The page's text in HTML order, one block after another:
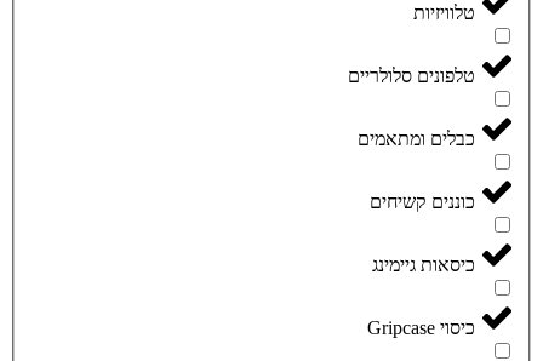
טלוויזיות
טלפונים סלולריים
כבלים ומתאמים
כוננים קשיחים
כיסאות גיימינג
כיסוי Gripcase